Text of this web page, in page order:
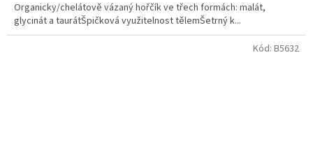
z
5
hvězdiček.
Organicky/chelátově vázaný hořčík ve třech formách: malát,
glycinát a taurátŠpičková využitelnost tělemŠetrný k...
Kód: B5632